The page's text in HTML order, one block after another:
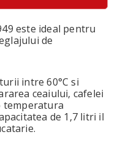
este ideal pentru
de
intre 60°C si
ceaiului, cafelei
temperatura
de 1,7 litri il